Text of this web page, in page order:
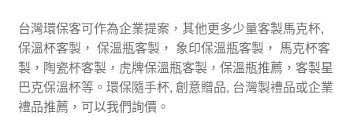
台灣環保客可作為企業提案，其他更多少量客製馬克杯,
保溫杯客製， 保溫瓶客製， 象印保溫瓶客製， 馬克杯客
製，陶瓷杯客製，虎牌保溫瓶客製，保溫瓶推薦，客製星
巴克保溫杯等。環保隨手杯, 創意贈品, 台灣製禮品或企業
禮品推薦，可以我們詢價。